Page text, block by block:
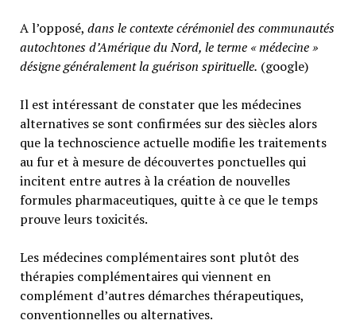
A l’opposé, dans le contexte cérémoniel des communautés
autochtones d’Amérique du Nord, le terme « médecine »
désigne généralementla guérison spirituelle. (google)
Il est intéressant de constater que les médecines
alternatives se sont confirmées sur des siècles alors
que la technoscience actuelle modifie les traitements
au fur et à mesure de découvertes ponctuelles qui
incitent entre autres à la création de nouvelles
formules pharmaceutiques, quitte à ce que le temps
prouve leurs toxicités.
Les médecines complémentaires sont plutôt des
thérapies complémentaires qui viennent en
complément d’autres démarches thérapeutiques,
conventionnelles ou alternatives.